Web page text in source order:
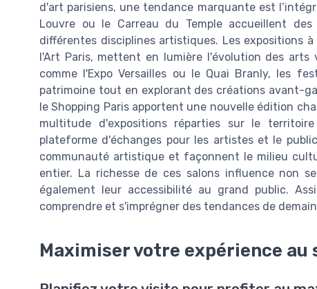
d'art parisiens, une tendance marquante est
Louvre ou le Carreau du Temple accueillent
différentes disciplines artistiques. Les expositions
l'Art Paris, mettent en lumière l'évolution des arts
comme l'Expo Versailles ou le Quai Branly, les
patrimoine tout en explorant des créations avant-
le Shopping Paris apportent une nouvelle édition
multitude d'expositions réparties sur le
plateforme d'échanges pour les artistes et le
communauté artistique et façonnent le milieu
entier. La richesse de ces salons influence non
également leur accessibilité au grand public.
comprendre et s'imprégner des tendances de
Maximiser votre expérience au